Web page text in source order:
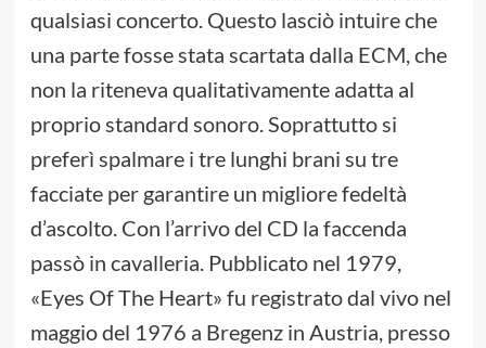
qualsiasi concerto. Questo lasciò intuire che
una parte fosse stata scartata dalla ECM, che
non la riteneva qualitativamente adatta al
proprio standard sonoro. Soprattutto si
preferì spalmare i tre lunghi brani su tre
facciate per garantire un migliore fedeltà
d’ascolto. Con l’arrivo del CD la faccenda
passò in cavalleria. Pubblicato nel 1979,
«Eyes Of The Heart» fu registrato dal vivo nel
maggio del 1976 a Bregenz in Austria, presso